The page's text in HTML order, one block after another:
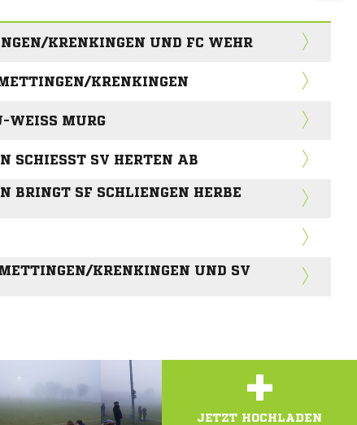
KRENKINGEN UND FC WEHR
KRENKINGEN
MURG
SCHIESST SV HERTEN AB
BRINGT SF SCHLIENGEN HERBE
KRENKINGEN UND SV
+
JETZT HOCHLADEN